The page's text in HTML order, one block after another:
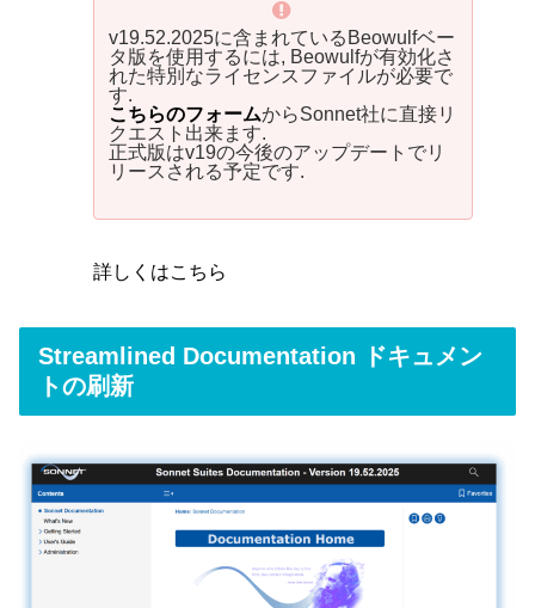
v19.52.2025に含まれているBeowulfベー
タ版を使用するには, Beowulfが有効化さ
れた特別なライセンスファイルが必要で
す.
こちらのフォームからSonnet社に直接リ
クエスト出来ます.
正式版はv19の今後のアップデートでリ
リースされる予定です.
詳しくはこちら
Streamlined Documentation ドキュメン
トの刷新